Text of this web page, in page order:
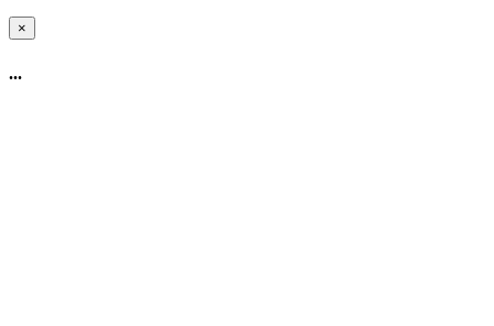
×
...